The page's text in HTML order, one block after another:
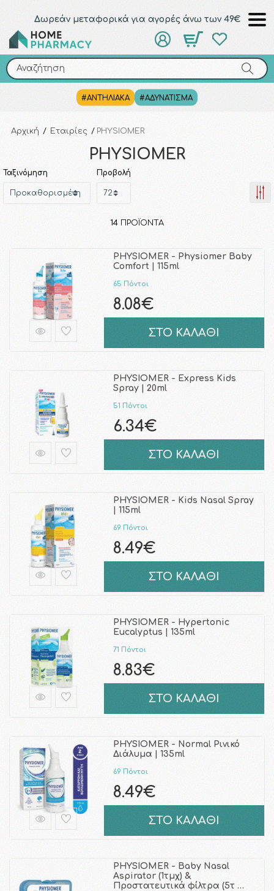
Δωρεάν μεταφορικά για αγορές άνω των 49€
Αναζήτηση
#ΑΝΤΗΛΙΑΚΑ #ΑΔΥΝΑΤΙΣΜΑ
Αναζήτηση
Αρχική / Εταιρίες / PHYSIOMER
PHYSIOMER
Ταξινόμηση Προβολή
14 ΠΡΟΪΌΝΤΑ
PHYSIOMER - Physiomer Baby
Comfort | 115ml
65 Πόντοι
8.08€
ΣΤΟ ΚΑΛΑΘΙ
PHYSIOMER - Express Kids
Spray | 20ml
51 Πόντοι
6.34€
ΣΤΟ ΚΑΛΑΘΙ
PHYSIOMER - Kids Nasal Spray
| 115ml
69 Πόντοι
8.49€
ΣΤΟ ΚΑΛΑΘΙ
PHYSIOMER - Hypertonic
Eucalyptus | 135ml
71 Πόντοι
8.83€
ΣΤΟ ΚΑΛΑΘΙ
PHYSIOMER - Normal Ρινικό
Διάλυμα | 135ml
69 Πόντοι
8.49€
ΣΤΟ ΚΑΛΑΘΙ
PHYSIOMER - Baby Nasal
Aspirator (1τμχ) &
Προστατευτικά φίλτρα (5τ …